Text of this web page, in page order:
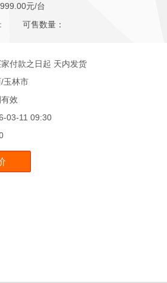
999.00元/台
可售数量：
家付款之日起 天内发货
/玉林市
效
03-11 09:30